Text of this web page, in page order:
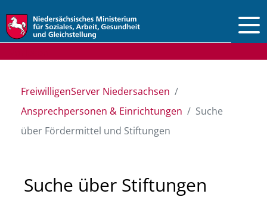
FreiwilligenServer Niedersachsen
Ansprechpersonen & Einrichtungen
Suche
über Fördermittel und Stiftungen
Suche über Stiftungen